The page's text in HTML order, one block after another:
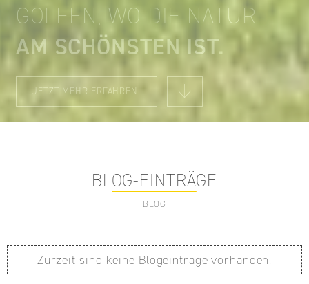
GOLFEN, WO DIE NATUR
AM SCHÖNSTEN IST
JETZT MEHR ERFAHREN!
BLOG-EINTRÄGE
BLOG
Zurzeit sind keine Blogeinträge vorhanden.